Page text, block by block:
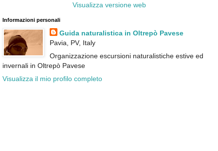
Visualizza versione web
Informazioni personali
Guida naturalistica in Oltrepò Pavese
Pavia, PV, Italy
Organizzazione escursioni naturalistiche estive ed
invernali in Oltrepò Pavese
Visualizza il mio profilo completo